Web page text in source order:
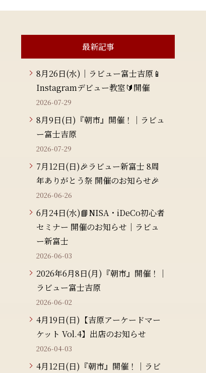
最新記事
8月26日(水)｜ラビュー富士吉原📱
Instagramデビュー教室🔰開催
2026-07-29
8月9日(日)『朝市』開催！｜ラビュ
ー富士吉原
2026-07-29
7月12日(日)🎉ラビュー新富士 8周
年ありがとう祭 開催のお知らせ🎉
2026-06-26
6月24日(水)📘NISA・iDeCo初心者
セミナー 開催のお知らせ｜ラビュ
ー新富士
2026-06-03
2026年6月8日(月)『朝市』開催！｜
ラビュー富士吉原
2026-06-02
4月19日(日)【吉原アーケードマー
ケット Vol.4】出店のお知らせ
2026-04-03
4月12日(日)『朝市』開催！｜ラビ